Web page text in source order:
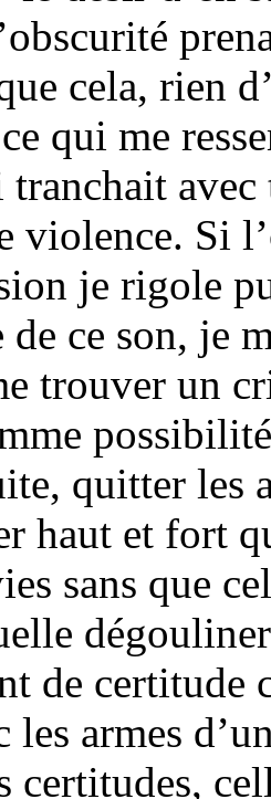
cela, rien
qui me
violence. Si
je rigole
ce son, je
trouver un
quitter les
haut et fort
sans que
de certitude
les armes
certitudes,